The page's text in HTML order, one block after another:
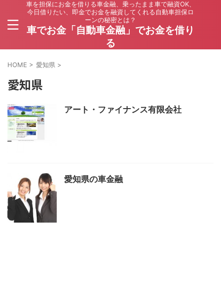
車を担保にお金を借りる車金融、乗ったまま車で融資OK、
今日借りたい、即金でお金を融資してくれる自動車担保ロ
ーンの秘密とは？
車でお金「自動車金融」でお金を借り
る
HOME > 愛知県 >
愛知県
アート・ファイナンス有限会社
愛知県の車金融